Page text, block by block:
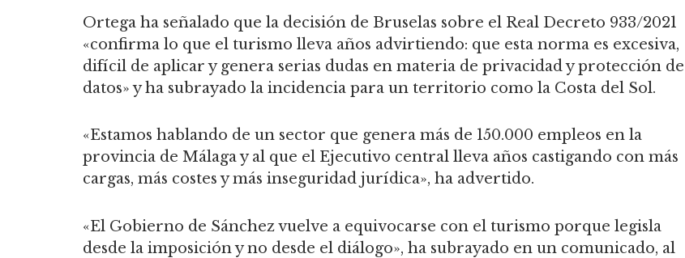
Ortega ha señalado que la decisión de Bruselas sobre el Real Decreto 933/2021
«confirma lo que el turismo lleva años advirtiendo: que esta norma es excesiva,
difícil de aplicar y genera serias dudas en materia de privacidad y protección de
datos» y ha subrayado la incidencia para un territorio como la Costa del Sol.
«Estamos hablando de un sector que genera más de 150.000 empleos en la
provincia de Málaga y al que el Ejecutivo central lleva años castigando con más
cargas, más costes y más inseguridad jurídica», ha advertido.
«El Gobierno de Sánchez vuelve a equivocarse con el turismo porque legisla
desde la imposición y no desde el diálogo», ha subrayado en un comunicado, al